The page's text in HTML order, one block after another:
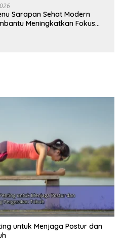
Sarapan Sehat Modern
Meningkatkan Fokus
untuk Menjaga Postur dan